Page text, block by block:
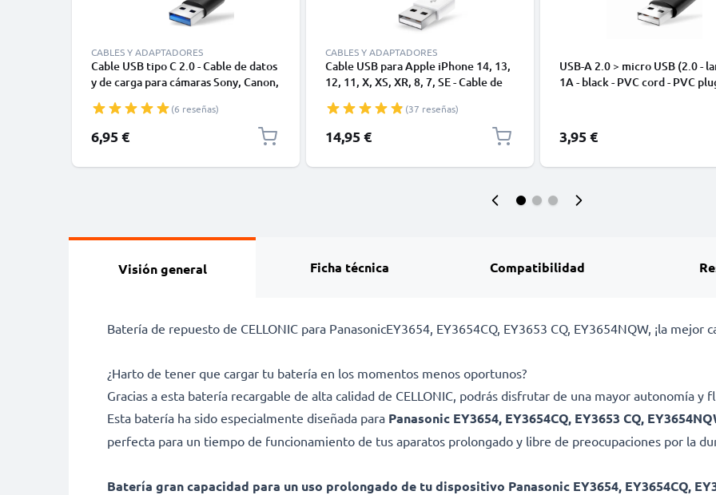
CABLES Y ADAPTADORES
Cable USB tipo C 2.0 - Cable de datos
y de carga para cámaras Sony, Canon,
Moto Z, Huawei, Xiaomi - 1,0m Cable
cargador USB tipo C
(6 reseñas)
6,95 €
CABLES Y ADAPTADORES
Cable USB para Apple iPhone 14, 13,
12, 11, X, XS, XR, 8, 7, SE - Cable de
1m
(37 reseñas)
14,95 €
USB-A 2.0 > micro USB (2.0 -
1A - black - PVC cord - PVC
3,95 €
Visión general Ficha técnica Compatibilidad
Batería de repuesto de CELLONIC para PanasonicEY3654, EY3654CQ, EY3653 CQ, EY3654NQW, ¡la mejor
¿Harto de tener que cargar tu batería en los momentos menos oportunos?
Gracias a esta batería recargable de alta calidad de CELLONIC, podrás disfrutar de una mayor autonomía y
Esta batería ha sido especialmente diseñada para Panasonic EY3654, EY3654CQ, EY3653 CQ,
perfecta para un tiempo de funcionamiento de tus aparatos prolongado y libre de preocupaciones por la
Batería gran capacidad para un uso prolongado de tu dispositivo Panasonic EY3654, EY3654CQ,